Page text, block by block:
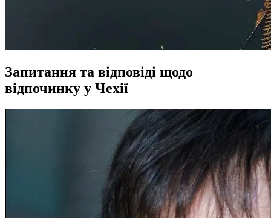
Запитання та відповіді щодо
відпочинку у Чехії